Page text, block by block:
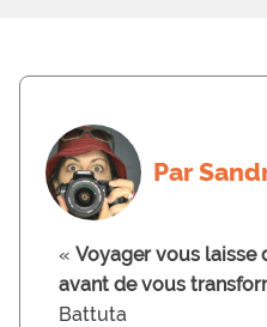
en bateau avec leurs
l’Est de l’archipel est
de Porquerolles.
Par
« Voyager vous laisse
avant de vous
Battuta